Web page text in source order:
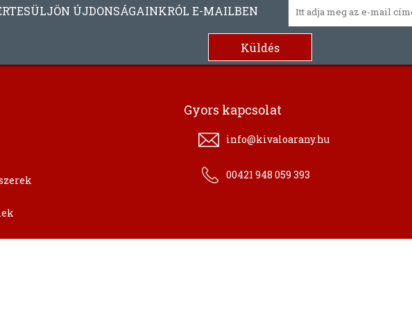
ÚJDONSÁGAINKRÓL E-MAILBEN
Gyors kapcsolat
info@kivaloarany.hu
00421 948 059 393